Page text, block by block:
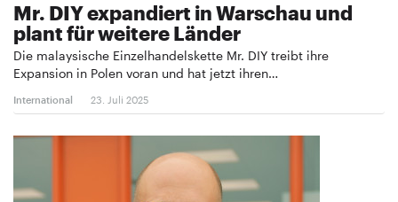
Mr. DIY expandiert in Warschau und
plant für weitere Länder
Die malaysische Einzelhandelskette Mr. DIY treibt ihre
Expansion in Polen voran und hat jetzt ihren…
International 23. Juli 2025